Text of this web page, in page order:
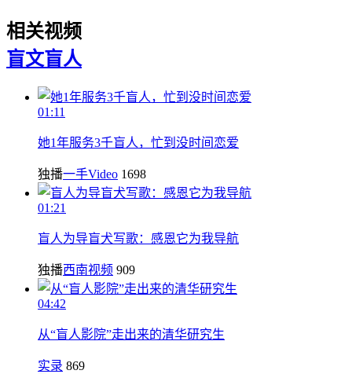
相关视频
盲文盲人
01:11
她1年服务3千盲人，忙到没时间恋爱
独播一手Video 1698
01:21
盲人为导盲犬写歌：感恩它为我导航
独播西南视频 909
04:42
从“盲人影院”走出来的清华研究生
实录 869